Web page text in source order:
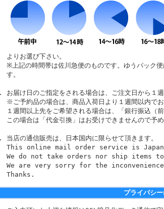
よりお選び下さい。
※上記の時間帯は佐川急便のものです。ゆうパック
す。
お届け日のご指定をされる場合は、ご注文日から１
※ご予約品の場合は、商品入荷日より１週間以内でお
１週間以上先をご希望される場合は、「銀行振込（
この場合は「代金引換」はお受けできませんので予め
当店の通信販売は、日本国内に限らせて頂きます。
This online mail order service is
We do not take orders nor ship items to
We are very sorry for the
Thanks.
プライバシ